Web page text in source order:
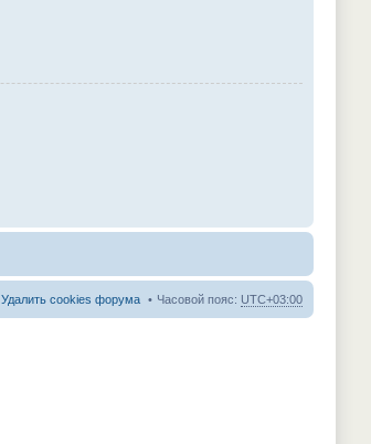
Часовой пояс: UTC+03:00
Удалить cookies форума